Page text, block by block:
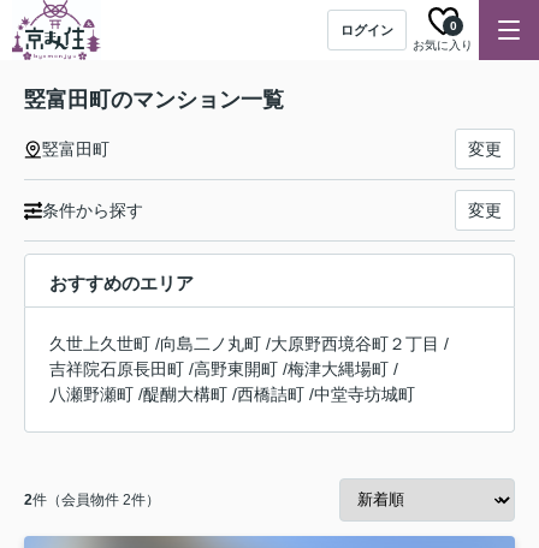
ログイン
お気に入り
0
竪富田町のマンション一覧
竪富田町 変更
条件から探す 変更
おすすめのエリア
久世上久世町 /向島二ノ丸町 /大原野西境谷町２丁目 /
吉祥院石原長田町 /高野東開町 /梅津大縄場町 /
八瀬野瀬町 /醍醐大構町 /西橋詰町 /中堂寺坊城町
2件（会員物件 2件）